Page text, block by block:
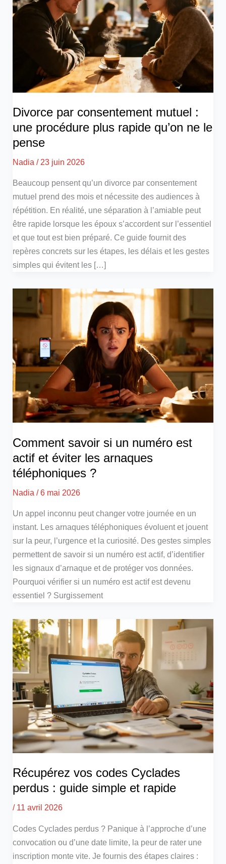
Divorce par consentement mutuel :
une procédure plus rapide qu’on ne le
pense
Nadia/ 23 juin 2026
Beaucoup pensent qu’un divorce par consentement
mutuel prend des mois et nécessite des audiences à
répétition. En réalité, une séparation à l’amiable peut
être rapide lorsque les époux s’accordent sur l’essentiel
et que tout est bien préparé. Ce guide fournit des
repères concrets sur les étapes, les délais et les gestes
simples qui évitent les […]
Comment savoir si un numéro est
actif et éviter les arnaques
téléphoniques ?
Nadia/6 mai 2026
Un appel inconnu peut changer votre journée en un
instant. Les arnaques téléphoniques évoluent et jouent
sur la peur, l’urgence et la curiosité. Des gestes simples
permettent de savoir si un numéro est actif, d’identifier
les signaux d’arnaque et de protéger vos données.
Pourquoi vérifier si un numéro est actif est devenu
essentiel ? Surgissement
Récupérez vos codes Cyclades
perdus : guide simple et rapide
/ 11 avril 2026
Codes Cyclades perdus ? Panique à l’approche d’une
convocation ou d’une date limite, la peur de rater une
inscription monte vite. Je fournis des étapes claires :